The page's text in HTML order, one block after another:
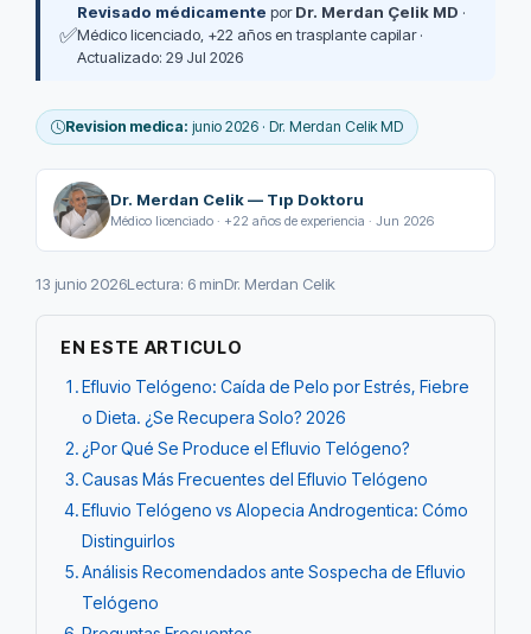
✅
Revisado médicamente porDr. Merdan Çelik MD ·
Médico licenciado, +22 años en trasplante capilar ·
Actualizado: 29 Jul 2026
Revision medica: junio 2026 · Dr. Merdan Celik MD
Dr. Merdan Celik — Tıp Doktoru
Médico licenciado · +22 años de experiencia · Jun 2026
13 junio 2026Lectura: 6 minDr. Merdan Celik
EN ESTE ARTICULO
Efluvio Telógeno: Caída de Pelo por Estrés, Fiebre
o Dieta. ¿Se Recupera Solo? 2026
¿Por Qué Se Produce el Efluvio Telógeno?
Causas Más Frecuentes del Efluvio Telógeno
Efluvio Telógeno vs Alopecia Androgentica: Cómo
Distinguirlos
Análisis Recomendados ante Sospecha de Efluvio
Telógeno